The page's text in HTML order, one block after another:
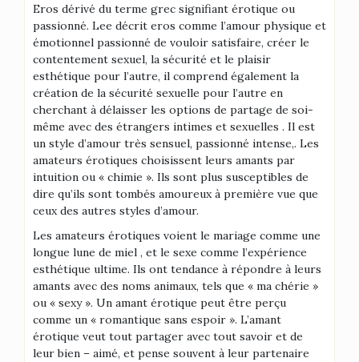
Eros dérivé du terme grec signifiant érotique ou
passionné. Lee décrit eros comme l’amour physique et
émotionnel passionné de vouloir satisfaire, créer le
contentement sexuel, la sécurité et le plaisir
esthétique pour l’autre, il comprend également la
création de la sécurité sexuelle pour l’autre en
cherchant à délaisser les options de partage de soi-
même avec des étrangers intimes et sexuelles . Il est
un style d’amour très sensuel, passionné intense,. Les
amateurs érotiques choisissent leurs amants par
intuition ou « chimie ». Ils sont plus susceptibles de
dire qu’ils sont tombés amoureux à première vue que
ceux des autres styles d’amour.
Les amateurs érotiques voient le mariage comme une
longue lune de miel , et le sexe comme l’expérience
esthétique ultime. Ils ont tendance à répondre à leurs
amants avec des noms animaux, tels que « ma chérie »
ou « sexy ». Un amant érotique peut être perçu
comme un « romantique sans espoir ». L’amant
érotique veut tout partager avec tout savoir et de
leur bien – aimé, et pense souvent à leur partenaire